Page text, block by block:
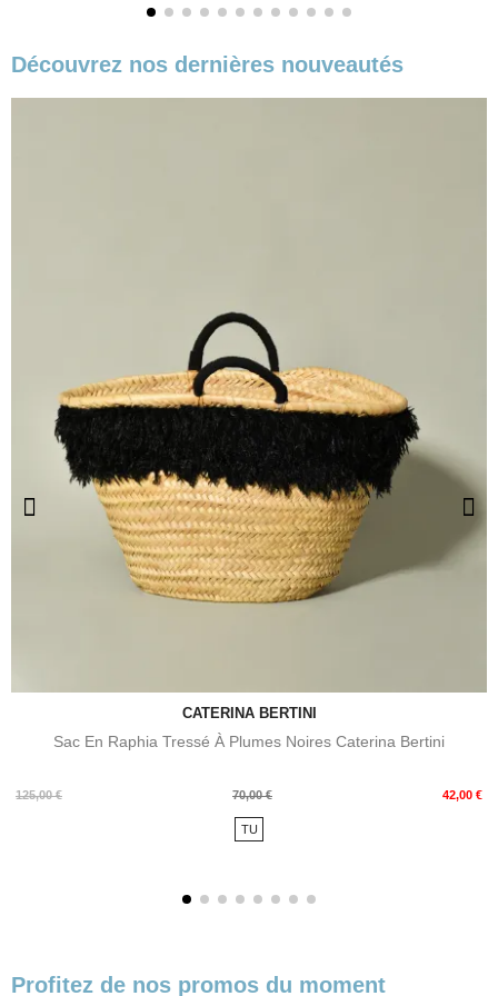
Découvrez nos dernières nouveautés
CATERINA BERTINI
Sac En Raphia Tressé À Plumes Noires Caterina Bertini
125,00 €
Prix
70,00 € 42,00 €
Prix
TU
Profitez de nos promos du moment